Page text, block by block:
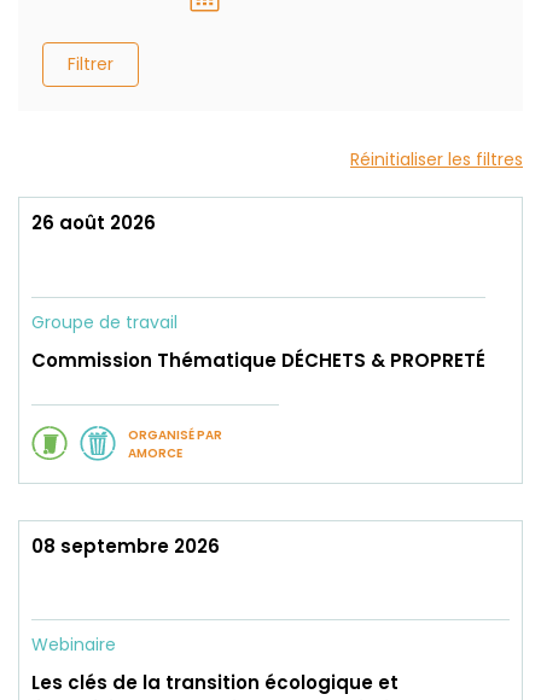
Filtrer
Réinitialiser les filtres
26 août 2026
Groupe de travail
Commission Thématique DÉCHETS & PROPRETÉ
ORGANISÉ PAR
AMORCE
08 septembre 2026
Webinaire
Les clés de la transition écologique et